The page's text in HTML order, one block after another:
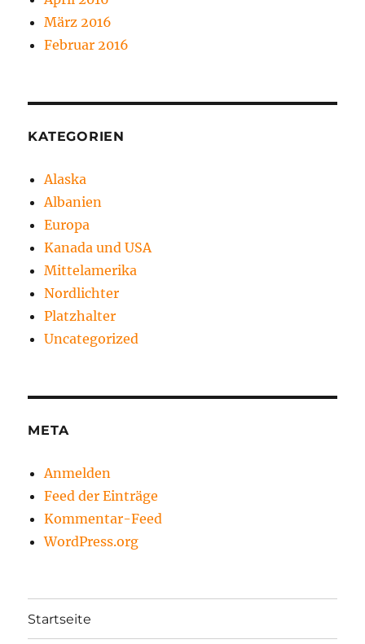
März 2016
Februar 2016
KATEGORIEN
Alaska
Albanien
Europa
Kanada und USA
Mittelamerika
Nordlichter
Platzhalter
Uncategorized
META
Anmelden
Feed der Einträge
Kommentar-Feed
WordPress.org
Startseite